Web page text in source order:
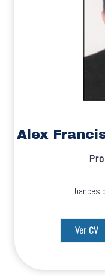
Alex
Ver CV